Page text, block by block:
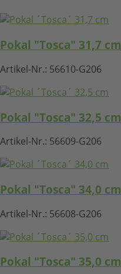
Pokal "Tosca" 31,7 cm
Artikel-Nr.: 56610-G206
Pokal "Tosca" 32,5 cm
Artikel-Nr.: 56609-G206
Pokal "Tosca" 34,0 cm
Artikel-Nr.: 56608-G206
Pokal "Tosca" 35,0 cm